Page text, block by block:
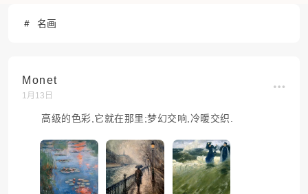
名画
Monet
1月13日
高级的色彩,它就在那里;梦幻交响,冷暖交织.